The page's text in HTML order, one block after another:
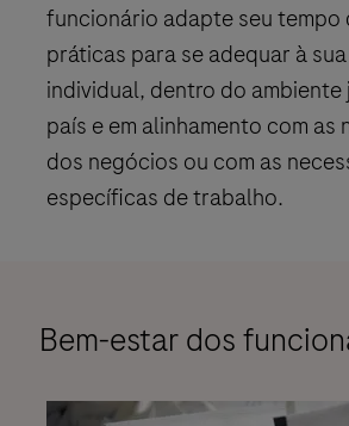
funcionário adapte seu tempo
práticas para se adequar à
individual, dentro do ambiente
país e em alinhamento com as
dos negócios ou com as
específicas de trabalho.
Bem-estar dos